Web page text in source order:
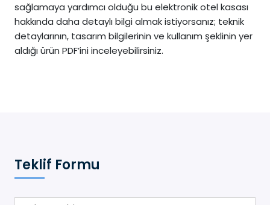
sağlamaya yardımcı olduğu bu elektronik otel kasası
hakkında daha detaylı bilgi almak istiyorsanız; teknik
detaylarının, tasarım bilgilerinin ve kullanım şeklinin yer
aldığı ürün PDF’ini inceleyebilirsiniz.
Teklif Formu